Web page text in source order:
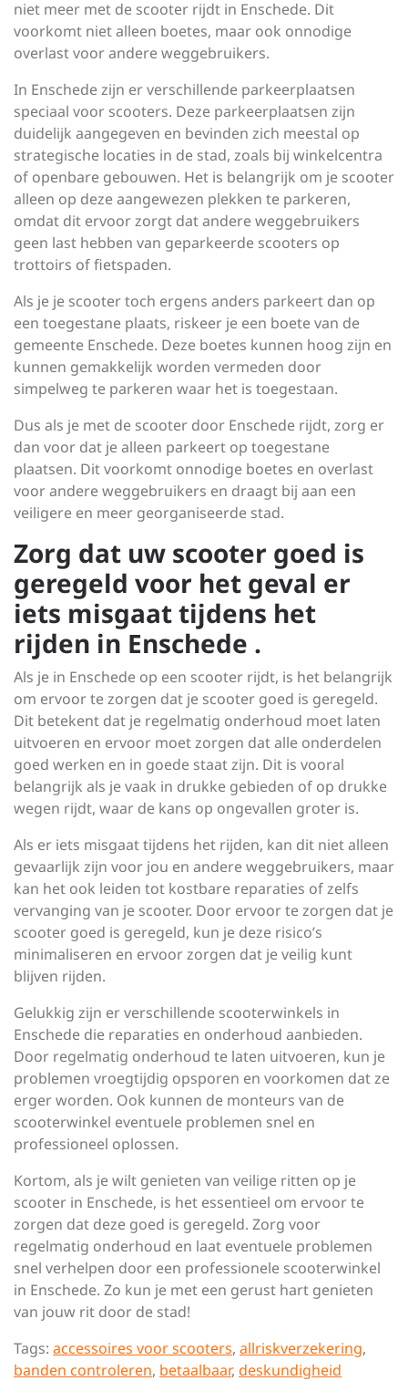
niet meer met de scooter rijdt in Enschede. Dit
voorkomt niet alleen boetes, maar ook onnodige
overlast voor andere weggebruikers.
In Enschede zijn er verschillende parkeerplaatsen
speciaal voor scooters. Deze parkeerplaatsen zijn
duidelijk aangegeven en bevinden zich meestal op
strategische locaties in de stad, zoals bij winkelcentra
of openbare gebouwen. Het is belangrijk om je scooter
alleen op deze aangewezen plekken te parkeren,
omdat dit ervoor zorgt dat andere weggebruikers
geen last hebben van geparkeerde scooters op
trottoirs of fietspaden.
Als je je scooter toch ergens anders parkeert dan op
een toegestane plaats, riskeer je een boete van de
gemeente Enschede. Deze boetes kunnen hoog zijn en
kunnen gemakkelijk worden vermeden door
simpelweg te parkeren waar het is toegestaan.
Dus als je met de scooter door Enschede rijdt, zorg er
dan voor dat je alleen parkeert op toegestane
plaatsen. Dit voorkomt onnodige boetes en overlast
voor andere weggebruikers en draagt bij aan een
veiligere en meer georganiseerde stad.
Zorg dat uw scooter goed is
geregeld voor het geval er
iets misgaat tijdens het
rijden in Enschede .
Als je in Enschede op een scooter rijdt, is het belangrijk
om ervoor te zorgen dat je scooter goed is geregeld.
Dit betekent dat je regelmatig onderhoud moet laten
uitvoeren en ervoor moet zorgen dat alle onderdelen
goed werken en in goede staat zijn. Dit is vooral
belangrijk als je vaak in drukke gebieden of op drukke
wegen rijdt, waar de kans op ongevallen groter is.
Als er iets misgaat tijdens het rijden, kan dit niet alleen
gevaarlijk zijn voor jou en andere weggebruikers, maar
kan het ook leiden tot kostbare reparaties of zelfs
vervanging van je scooter. Door ervoor te zorgen dat je
scooter goed is geregeld, kun je deze risico’s
minimaliseren en ervoor zorgen dat je veilig kunt
blijven rijden.
Gelukkig zijn er verschillende scooterwinkels in
Enschede die reparaties en onderhoud aanbieden.
Door regelmatig onderhoud te laten uitvoeren, kun je
problemen vroegtijdig opsporen en voorkomen dat ze
erger worden. Ook kunnen de monteurs van de
scooterwinkel eventuele problemen snel en
professioneel oplossen.
Kortom, als je wilt genieten van veilige ritten op je
scooter in Enschede, is het essentieel om ervoor te
zorgen dat deze goed is geregeld. Zorg voor
regelmatig onderhoud en laat eventuele problemen
snel verhelpen door een professionele scooterwinkel
in Enschede. Zo kun je met een gerust hart genieten
van jouw rit door de stad!
Tags: accessoires voor scooters, allriskverzekering,
banden controleren, betaalbaar, deskundigheid